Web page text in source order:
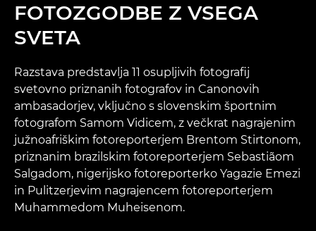
FOTOZGODBE Z VSEGA
SVETA
Razstava predstavlja 11 osupljivih fotografij
svetovno priznanih fotografov in Canonovih
ambasadorjev, vključno s slovenskim športnim
fotografom Samom Vidicem, z večkrat nagrajenim
južnoafriškim fotoreporterjem Brentom Stirtonom,
priznanim brazilskim fotoreporterjem Sebastiãom
Salgadom, nigerijsko fotoreporterko Yagazie Emezi
in Pulitzerjevim nagrajencem fotoreporterjem
Muhammedom Muheisenom.